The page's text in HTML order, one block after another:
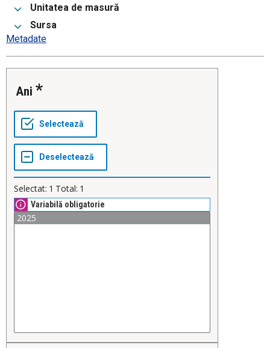
Unitatea de masură
Sursa
Metadate
Ani
Selectat: 1 Total: 1
Variabilă obligatorie